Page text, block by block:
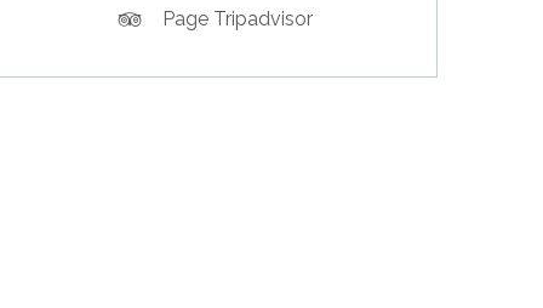
Page Tripadvisor